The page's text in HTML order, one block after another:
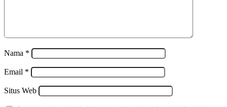
Nama *
Email *
Situs Web